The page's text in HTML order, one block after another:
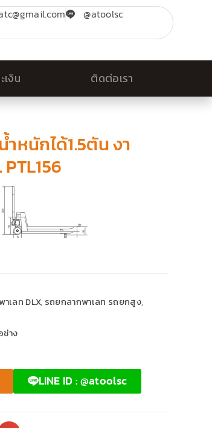
@atoolsc
เงิน ติดต่อเรา
หนักได้1.5ตัน งา
เลท DLX, รถยกลากพาเลท รถยกสูง,
ช่าง
LINE ID : @atoolsc